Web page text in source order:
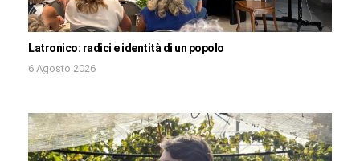
Latronico: radici e identità di un popolo
6 Agosto 2026